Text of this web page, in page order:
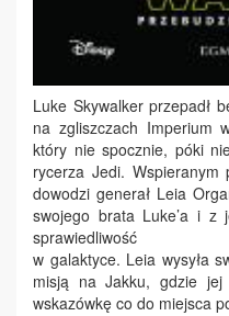
Luke Skywalker przepadł
na zgliszczach Imperium
który nie spocznie, póki
rycerza Jedi. Wspieranym
dowodzi generał Leia
swojego brata Luke’a i z
sprawiedliwość
w galaktyce. Leia wysyła
misją na Jakku, gdzie jej
wskazówkę co do miejsca